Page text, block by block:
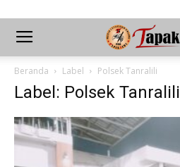
Beranda Label Polsek Tanralili
Label: Polsek Tanralili